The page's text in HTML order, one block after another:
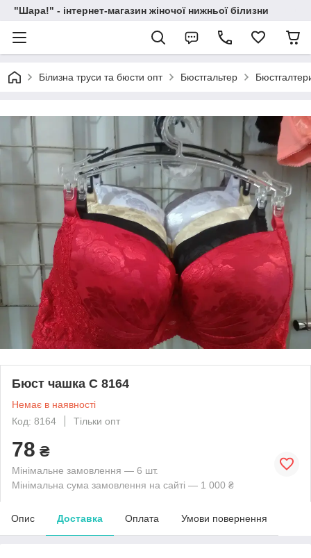
"Шара!" - інтернет-магазин жіночої нижньої білизни
Білизна труси та бюсти опт Бюстгальтер
Бюст чашка С 8164
Немає в наявності
Код: 8164
Тільки опт
78 ₴
Мінімальне замовлення — 6 шт.
Мінімальна сума замовлення на сайті — 1 000 ₴
Опис Доставка Оплата Умови повернення